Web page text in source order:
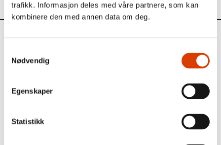
trafikk. Informasjon deles med våre partnere, som kan
kombinere den med annen data om deg.
Nødvendig
Egenskaper
Statistikk
Siste saker